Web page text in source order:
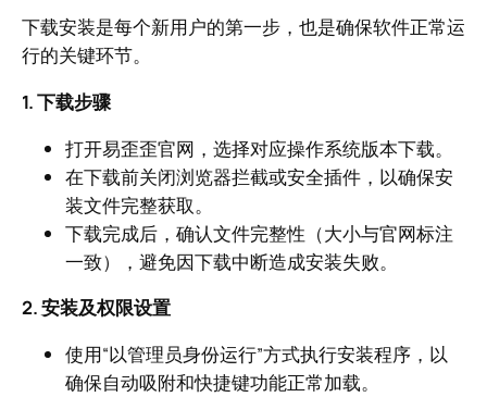
下载安装是每个新用户的第一步，也是确保软件正常运
行的关键环节。
1. 下载步骤
打开易歪歪官网，选择对应操作系统版本下载。
在下载前关闭浏览器拦截或安全插件，以确保安
装文件完整获取。
下载完成后，确认文件完整性（大小与官网标注
一致），避免因下载中断造成安装失败。
2. 安装及权限设置
使用“以管理员身份运行”方式执行安装程序，以
确保自动吸附和快捷键功能正常加载。